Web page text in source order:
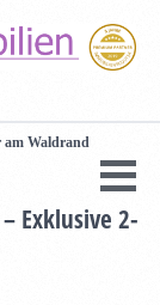
Waldrand
Exklusive 2-